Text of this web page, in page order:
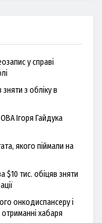
у справі
з обліку в
Ігоря Гайдука
якого піймали на
$10 тис. обіцяв зняти
онкодиспансеру і
хабаря